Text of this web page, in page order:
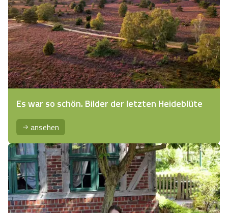
Es war so schön. Bilder der letzten Heideblüte
ansehen